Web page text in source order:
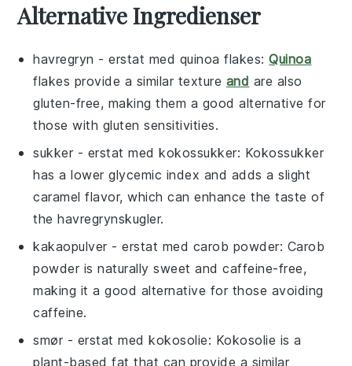
Alternative Ingredienser
havregryn - erstat med quinoa flakes:Quinoa
flakes provide a similar texture and are also
gluten-free, making them a good alternative for
those with gluten sensitivities.
sukker - erstat medkokossukker: Kokossukker
has a lower glycemic index and adds a slight
caramel flavor, which can enhance the taste of
the havregrynskugler.
kakaopulver - erstat med carob powder: Carob
powder is naturally sweet and caffeine-free,
making it a good alternative for those avoiding
caffeine.
smør - erstat medkokosolie: Kokosolie is a
plant-based fat that can provide a similar